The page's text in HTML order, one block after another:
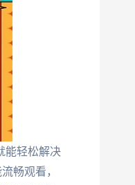
能轻松解决
畅观看，